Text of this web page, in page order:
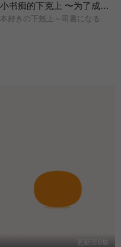
小书痴的下克上 〜为了成为图书管理员而不择手段〜 领主的养女
本好きの下剋上～司書になるためには手段を選んでいられません～/領主の養女/
更新至8集